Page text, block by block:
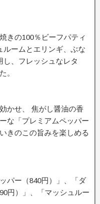
きの100％ビーフパティ
ルームとエリンギ、ぶな
し、フレッシュなレタ
。
かせ、 焦がし醤油の香
な「プレミアムペッパー
きのこの旨みを楽しめる
パー（840円）」、「ダ
円）」、「マッシュルー